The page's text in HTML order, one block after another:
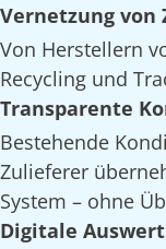
Vernetzung von
Von Herstellern
Recycling und
Transparente
Bestehende
Zulieferer
System – ohne
Digitale